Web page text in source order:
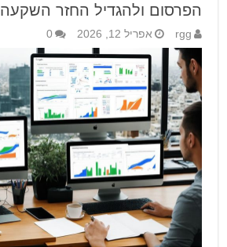
הפרסום ולהגדיל החזר השקעה ROI
rgg אפריל 12, 2026 0